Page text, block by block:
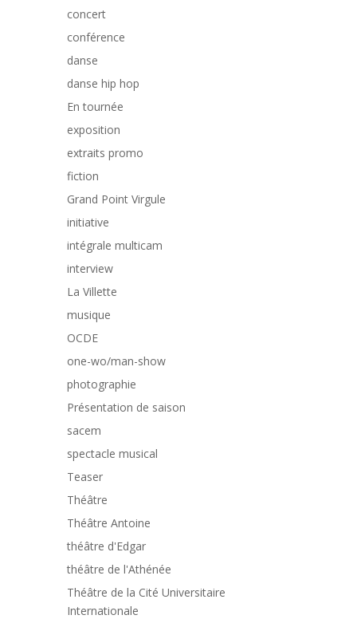
concert
conférence
danse
danse hip hop
En tournée
exposition
extraits promo
fiction
Grand Point Virgule
initiative
intégrale multicam
interview
La Villette
musique
OCDE
one-wo/man-show
photographie
Présentation de saison
sacem
spectacle musical
Teaser
Théâtre
Théâtre Antoine
théâtre d'Edgar
théâtre de l'Athénée
Théâtre de la Cité Universitaire
Internationale